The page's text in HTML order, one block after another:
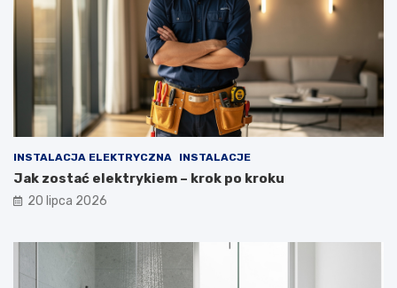
INSTALACJA ELEKTRYCZNA INSTALACJE
Jak zostać elektrykiem – krok po kroku
20 lipca 2026